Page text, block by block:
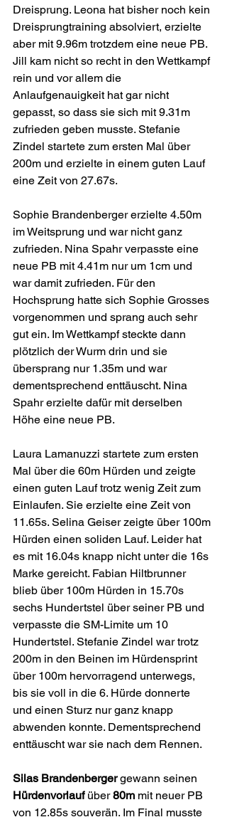
Dreisprung. Leona hat bisher noch kein
Dreisprungtraining absolviert, erzielte
aber mit 9.96m trotzdem eine neue PB.
Jill kam nicht so recht in den Wettkampf
rein und vor allem die
Anlaufgenauigkeit hat gar nicht
gepasst, so dass sie sich mit 9.31m
zufrieden geben musste. Stefanie
Zindel startete zum ersten Mal über
200m und erzielte in einem guten Lauf
eine Zeit von 27.67s.
Sophie Brandenberger erzielte 4.50m
im Weitsprung und war nicht ganz
zufrieden. Nina Spahr verpasste eine
neue PB mit 4.41m nur um 1cm und
war damit zufrieden. Für den
Hochsprung hatte sich Sophie Grosses
vorgenommen und sprang auch sehr
gut ein. Im Wettkampf steckte dann
plötzlich der Wurm drin und sie
übersprang nur 1.35m und war
dementsprechend enttäuscht. Nina
Spahr erzielte dafür mit derselben
Höhe eine neue PB.
Laura Lamanuzzi startete zum ersten
Mal über die 60m Hürden und zeigte
einen guten Lauf trotz wenig Zeit zum
Einlaufen. Sie erzielte eine Zeit von
11.65s. Selina Geiser zeigte über 100m
Hürden einen soliden Lauf. Leider hat
es mit 16.04s knapp nicht unter die 16s
Marke gereicht. Fabian Hiltbrunner
blieb über 100m Hürden in 15.70s
sechs Hundertstel über seiner PB und
verpasste die SM-Limite um 10
Hundertstel. Stefanie Zindel war trotz
200m in den Beinen im Hürdensprint
über 100m hervorragend unterwegs,
bis sie voll in die 6. Hürde donnerte
und einen Sturz nur ganz knapp
abwenden konnte. Dementsprechend
enttäuscht war sie nach dem Rennen.
Silas Brandenberger gewann seinen
Hürdenvorlauf über 80m mit neuer PB
von 12.85s souverän. Im Final musste